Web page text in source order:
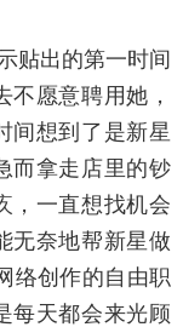
贴出的第一时间
愿意聘用她，
间想到了是新星
而拿走店里的钞
，一直想找机会
无奈地帮新星做
络创作的自由职
每天都会来光顾